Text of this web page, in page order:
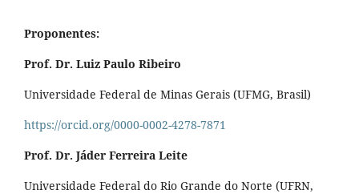
Proponentes:
Prof. Dr. Luiz Paulo Ribeiro
Universidade Federal de Minas Gerais (UFMG, Brasil)
https://orcid.org/0000-0002-4278-7871
Prof. Dr. Jáder Ferreira Leite
Universidade Federal do Rio Grande do Norte (UFRN,